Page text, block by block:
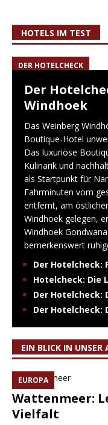
HOTELS IM TEST
DER HOTELCHECK
Der
Windhoek
Das Weinberg
Boutique-Hotel
Das luxuriöse
Kulinarik und
als Startpunkt für
Fahrminuten vom
entfernt, am
Windhoek gelegen,
Windhoek
bemerkenswert
Der Hotelcheck:
Hotelcheck: Die
Der Hotelcheck:
Der Hotelcheck:
EIN BLICK IN UNSER
EUROPA
Wattenmeer:
Vielfalt